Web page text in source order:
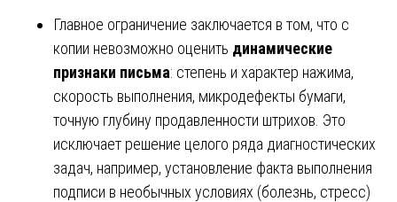
Главное ограничение заключается в том, что с
копии невозможно оценить динамические
признаки письма: степень и характер нажима,
скорость выполнения, микродефекты бумаги,
точную глубину продавленности штрихов. Это
исключает решение целого ряда диагностических
задач, например, установление факта выполнения
подписи в необычных условиях (болезнь, стресс)